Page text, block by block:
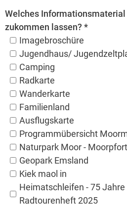
Welches Informationsmaterial
zukommen lassen? *
Imagebroschüre
Jugendhaus/
Camping
Radkarte
Wanderkarte
Familienland
Ausflugskarte
Programmübersicht
Naturpark Moor -
Geopark Emsland
Kiek maol in
Heimatschleifen - 75 Jahre
Radtourenheft 2025